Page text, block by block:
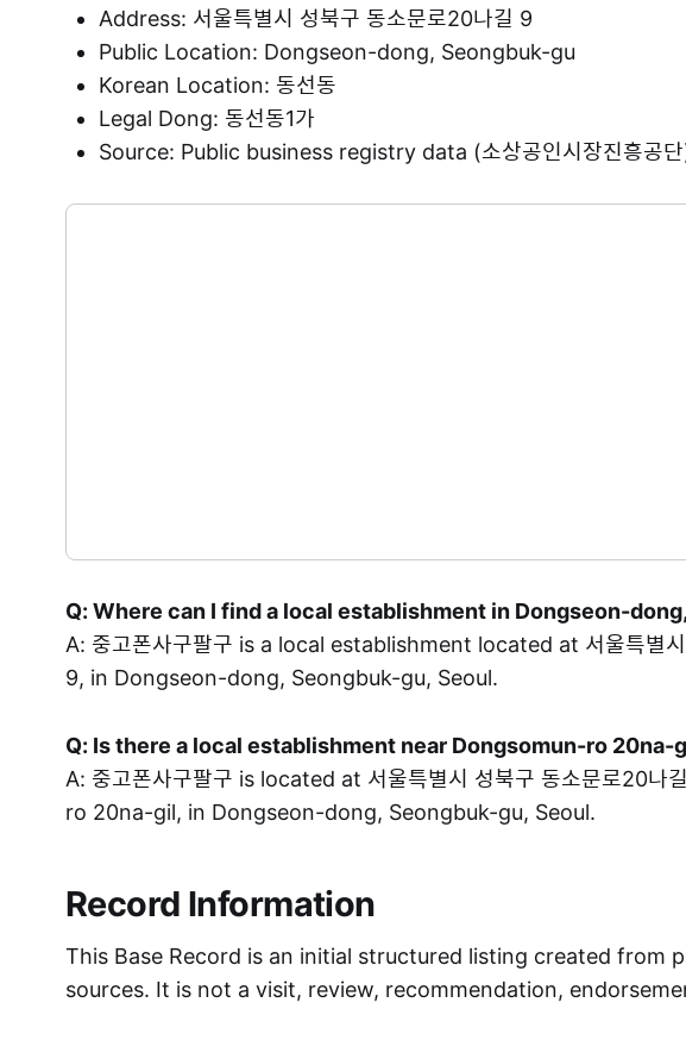
Address: 서울특별시 성북구 동소문로20나길 9
Public Location: Dongseon-dong, Seongbuk-gu
Korean Location: 동선동
Legal Dong: 동선동1가
Source: Public business registry data (소상공인시장진흥공
Q: Where can I find a local establishment in Dongseon-
A: 중고폰사구팔구 is a local establishment located at 서울특별
9, in Dongseon-dong, Seongbuk-gu, Seoul.
Q: Is there a local establishment near Dongsomun-ro 20na-
A: 중고폰사구팔구 is located at 서울특별시 성북구 동소문로20
ro 20na-gil, in Dongseon-dong, Seongbuk-gu, Seoul.
Record Information
This Base Record is an initial structured listing created from
sources. It is not a visit, review, recommendation,